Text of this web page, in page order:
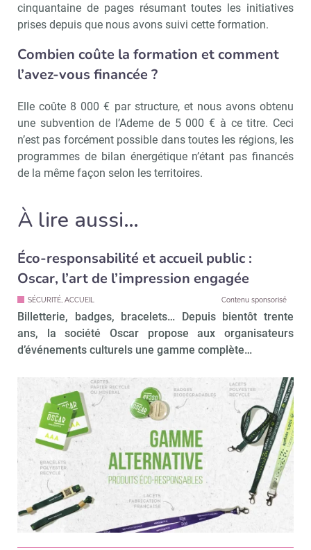
cinquantaine de pages résumant toutes les initiatives
prises depuis que nous avons suivi cette formation.
Combien coûte la formation et comment
l’avez-vous financée ?
Elle coûte 8 000 € par structure, et nous avons obtenu
une subvention de l’Ademe de 5 000 € à ce titre. Ceci
n’est pas forcément possible dans toutes les régions, les
programmes de bilan énergétique n’étant pas financés
de la même façon selon les territoires.
À lire aussi…
Éco-responsabilité et accueil public :
Oscar, l’art de l’impression engagée
SÉCURITÉ, ACCUEIL Contenu sponsorisé
Billetterie, badges, bracelets… Depuis bientôt trente
ans, la société Oscar propose aux organisateurs
d’événements culturels une gamme complète…